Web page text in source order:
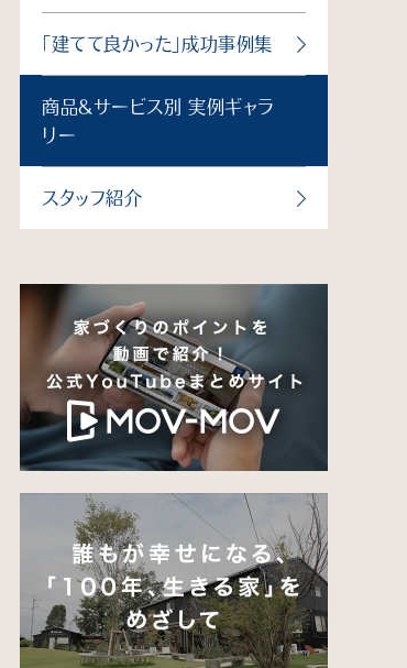
「建てて良かった」成功事例集
商品＆サービス別 実例ギャラ
リー
スタッフ紹介